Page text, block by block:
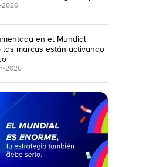
2026
en el Mundial
las marcas están activando
2026